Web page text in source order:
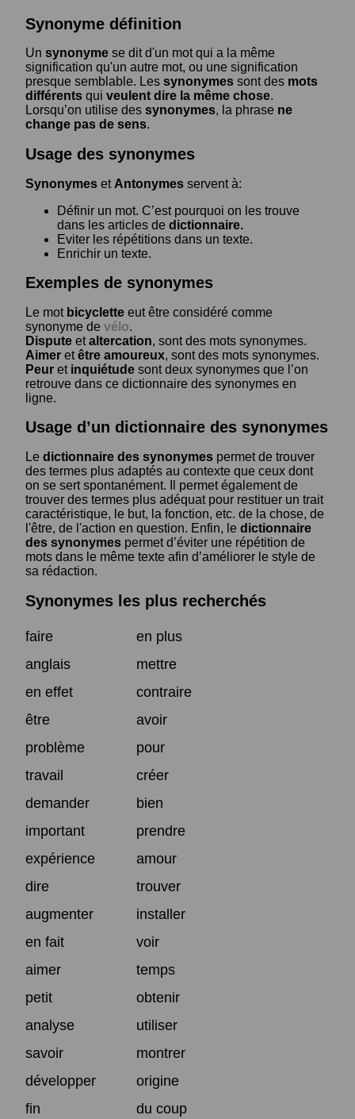
Synonyme définition
Un synonyme se dit d'un mot qui a la même
signification qu'un autre mot, ou une signification
presque semblable. Les synonymes sont des mots
différents qui veulent dire la même chose.
Lorsqu’on utilise des synonymes, la phrase ne
change pas de sens.
Usage des synonymes
Synonymes et Antonymes servent à:
Définir un mot. C’est pourquoi on les trouve
dans les articles de dictionnaire.
Eviter les répétitions dans un texte.
Enrichir un texte.
Exemples de synonymes
Le mot bicyclette eut être considéré comme
synonyme de vélo.
Dispute etaltercation, sont des mots synonymes.
Aimer etêtre amoureux, sont des mots synonymes.
Peur et inquiétude sont deux synonymes que l’on
retrouve dans ce dictionnaire des synonymes en
ligne.
Usage d’un dictionnaire des synonymes
Le dictionnaire des synonymes permet de trouver
des termes plus adaptés au contexte que ceux dont
on se sert spontanément. Il permet également de
trouver des termes plus adéquat pour restituer un trait
caractéristique, le but, la fonction, etc. de la chose, de
l'être, de l'action en question. Enfin, le dictionnaire
des synonymes permet d’éviter une répétition de
mots dans le même texte afin d’améliorer le style de
sa rédaction.
Synonymes les plus recherchés
faire
en plus
anglais
mettre
en effet
contraire
être
avoir
problème
pour
travail
créer
demander
bien
important
prendre
expérience
amour
dire
trouver
augmenter
installer
en fait
voir
aimer
temps
petit
obtenir
analyse
utiliser
savoir
montrer
développer
origine
fin
du coup